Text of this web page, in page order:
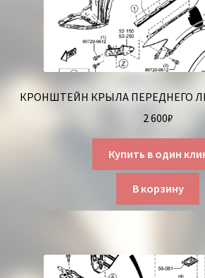
КРОНШТЕЙН КРЫЛА ПЕРЕДНЕГО
2 600₽
Купить в один
В корзину